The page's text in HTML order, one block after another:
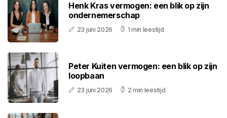
Henk Kras vermogen: een blik op zijn
ondernemerschap
23 juni 2026 1 min leestijd
Peter Kuiten vermogen: een blik op zijn
loopbaan
23 juni 2026 2 min leestijd